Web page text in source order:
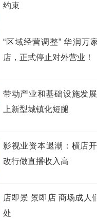
约束
“区域经营调整” 华润万
店，正式停止对外营业！
带动产业和基础设施发
上新型城镇化短腿
影视业资本退潮：横店
改行做直播收入高
店即景 景即店 商场成人
处